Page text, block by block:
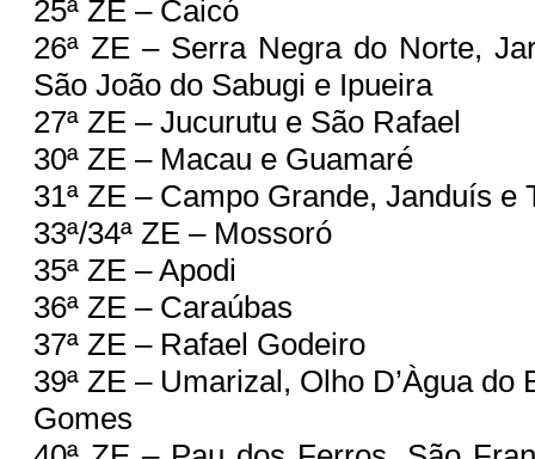
25ª ZE – Caicó
26ª ZE – Serra Negra do Norte,
São João do Sabugi e Ipueira
27ª ZE – Jucurutu e São Rafael
30ª ZE – Macau e Guamaré
31ª ZE – Campo Grande, Janduís e
33ª/34ª ZE – Mossoró
35ª ZE – Apodi
36ª ZE – Caraúbas
37ª ZE – Rafael Godeiro
39ª ZE – Umarizal, Olho D’Àgua do
Gomes